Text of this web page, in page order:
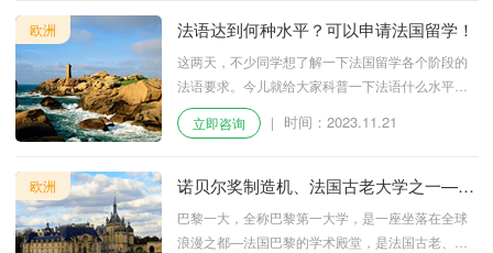
欧洲 法语达到何种水平？可以申请法国留学！
这两天，不少同学想了解一下法国留学各个阶段的
法语要求。今儿就给大家科普一下法语什么水平可
以申请法国留学，话不多说，上干货!
立即咨询 | 时间：2023.11.21
欧洲
诺贝尔奖制造机、法国古老大学之一—巴
黎一大
巴黎一大，全称巴黎第一大学，是一座坐落在全球
浪漫之都—法国巴黎的学术殿堂，是法国古老、尊